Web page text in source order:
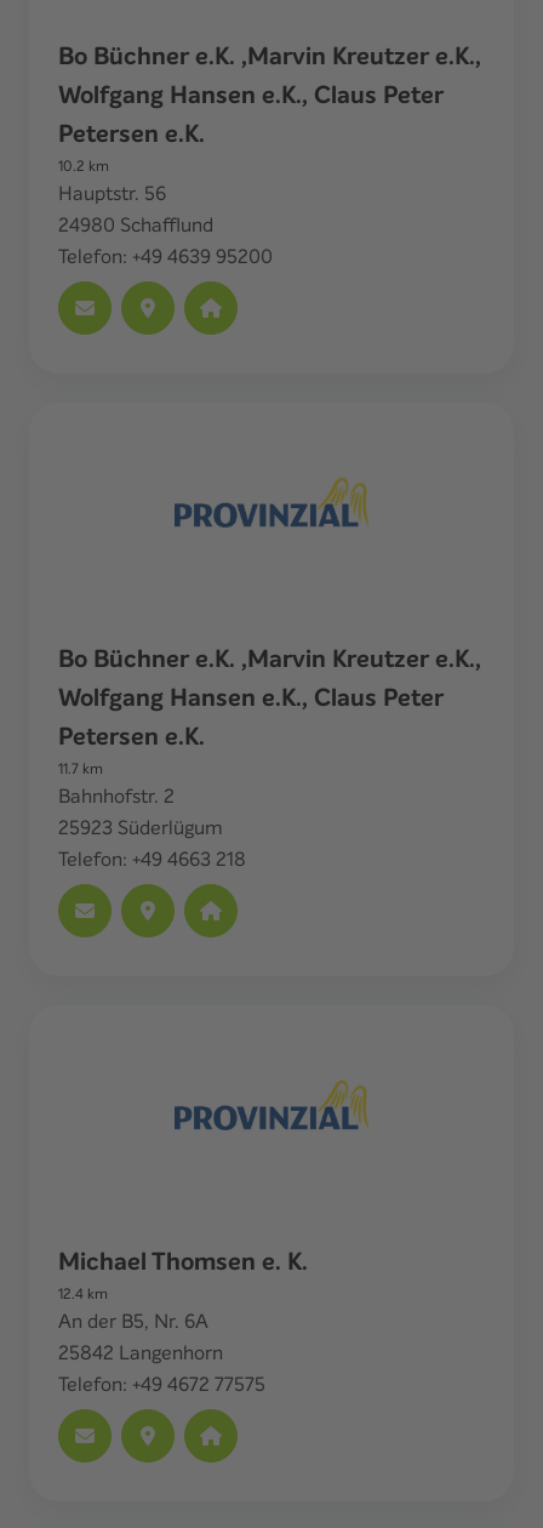
Bo Büchner e.K. ,Marvin Kreutzer e.K.,
Wolfgang Hansen e.K., Claus Peter
Petersen e.K.
10.2 km
Hauptstr. 56
24980 Schafflund
Telefon: +49 4639 95200
Bo Büchner e.K. ,Marvin Kreutzer e.K.,
Wolfgang Hansen e.K., Claus Peter
Petersen e.K.
11.7 km
Bahnhofstr. 2
25923 Süderlügum
Telefon: +49 4663 218
Michael Thomsen e. K.
12.4 km
An der B5, Nr. 6A
25842 Langenhorn
Telefon: +49 4672 77575